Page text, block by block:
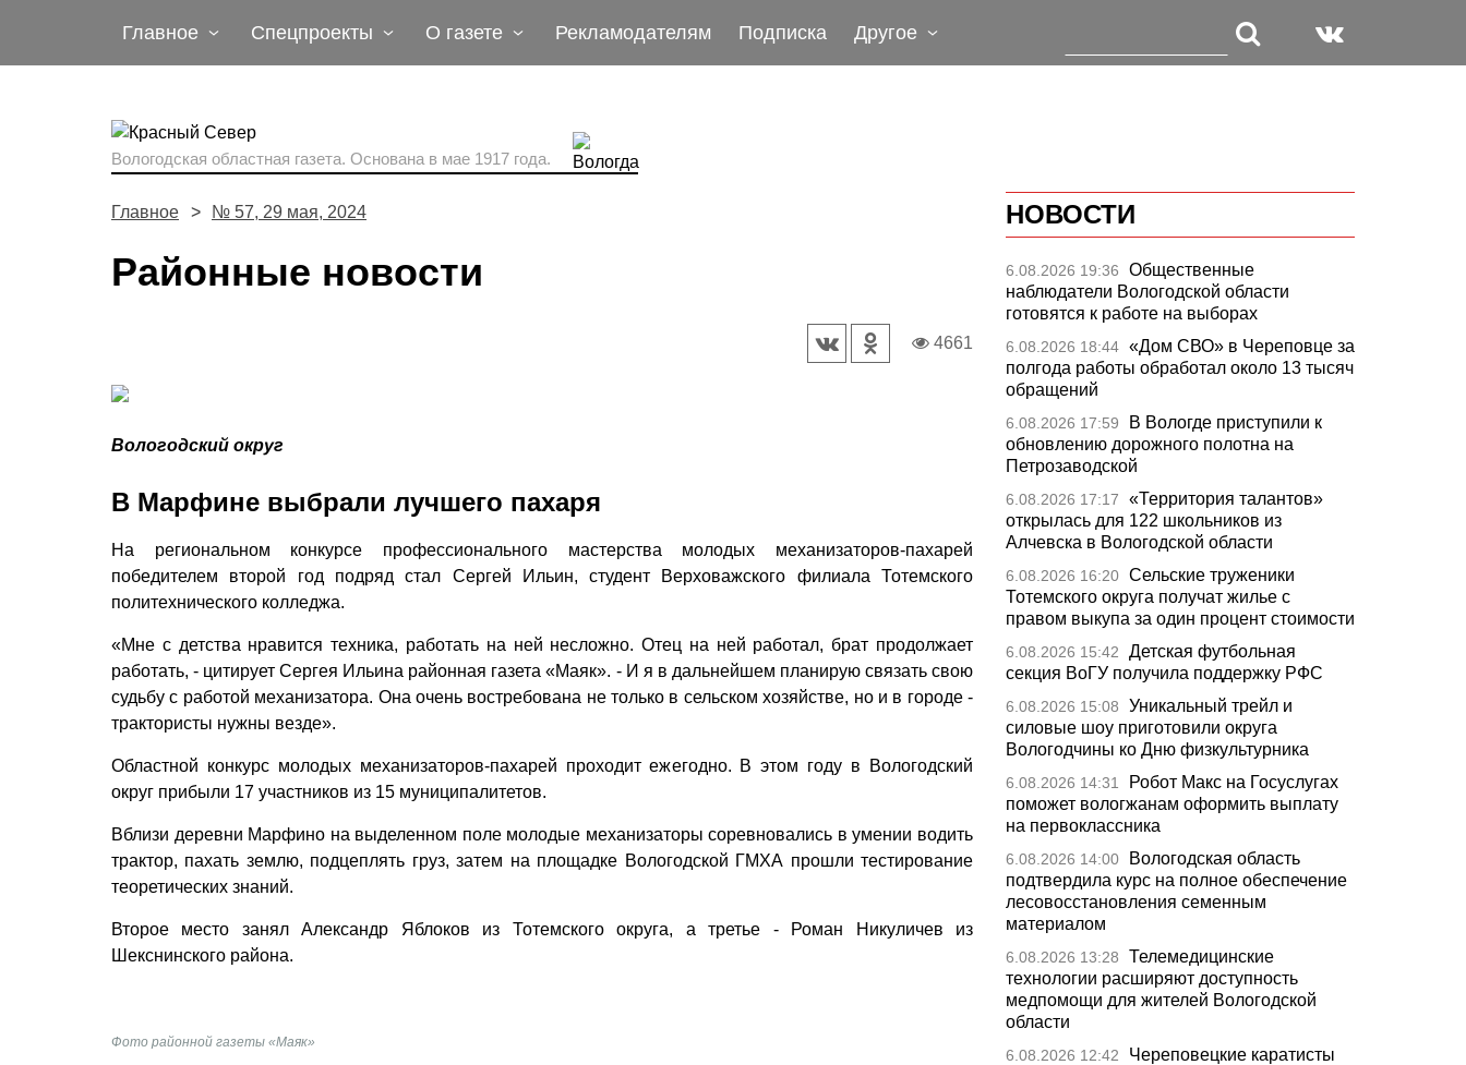
Главное Спецпроекты О газете Рекламодателям Подписка Другое
Вологодская областная газета. Основана в мае 1917 года.
Главное № 57, 29 мая, 2024
Районные новости
4661
Вологодский округ
В Марфине выбрали лучшего пахаря
На региональном конкурсе профессионального мастерства молодых механизаторов-пахарей
победителем второй год подряд стал Сергей Ильин, студент Верховажского филиала Тотемского
политехнического колледжа.
«Мне с детства нравится техника, работать на ней несложно. Отец на ней работал, брат продолжает
работать, - цитирует Сергея Ильина районная газета «Маяк». - И я в дальнейшем планирую связать свою
судьбу с работой механизатора. Она очень востребована не только в сельском хозяйстве, но и в городе -
трактористы нужны везде».
Областной конкурс молодых механизаторов-пахарей проходит ежегодно. В этом году в Вологодский
округ прибыли 17 участников из 15 муниципалитетов.
Вблизи деревни Марфино на выделенном поле молодые механизаторы соревновались в умении водить
трактор, пахать землю, подцеплять груз, затем на площадке Вологодской ГМХА прошли тестирование
теоретических знаний.
Второе место занял Александр Яблоков из Тотемского округа, а третье - Роман Никуличев из
Шекснинского района.
Фото районной газеты «Маяк»
НОВОСТИ
6.08.2026 19:36
Общественные
наблюдатели Вологодской области
готовятся к работе на выборах
6.08.2026 18:44 «Дом СВО» в Череповце за
полгода работы обработал около 13 тысяч
обращений
6.08.2026 17:59
В Вологде приступили к
обновлению дорожного полотна на
Петрозаводской
6.08.2026 17:17
«Территория талантов»
открылась для 122 школьников из
Алчевска в Вологодской области
6.08.2026 16:20 Сельские труженики
Тотемского округа получат жилье с
правом выкупа за один процент стоимости
6.08.2026 15:42
Детская футбольная
секция ВоГУ получила поддержку РФС
6.08.2026 15:08
Уникальный трейл и
силовые шоу приготовили округа
Вологодчины ко Дню физкультурника
6.08.2026 14:31
Робот Макс на Госуслугах
поможет вологжанам оформить выплату
на первоклассника
6.08.2026 14:00
Вологодская область
подтвердила курс на полное обеспечение
лесовосстановления семенным
материалом
6.08.2026 13:28
Телемедицинские
технологии расширяют доступность
медпомощи для жителей Вологодской
области
6.08.2026 12:42
Череповецкие каратисты